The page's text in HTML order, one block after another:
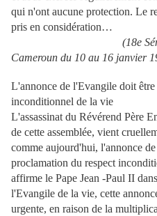
qui n'ont aucune protection. Le
pris en considération…
(18e
Cameroun du 10 au 16 janvier
L'annonce de l'Evangile doit
inconditionnel de la vie
L'assassinat du Révérend Père
de cette assemblée, vient
comme aujourd'hui, l'annonce
proclamation du respect
affirme le Pape Jean -Paul II
l'Evangile de la vie, cette
urgente, en raison de la